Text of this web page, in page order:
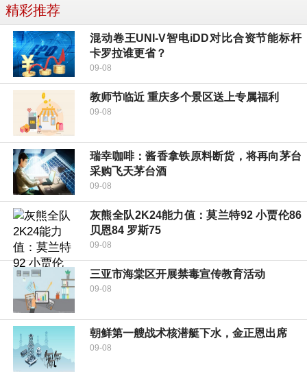
精彩推荐
混动卷王UNI-V智电iDD对比合资节能标杆
卡罗拉谁更省？
09-08
教师节临近 重庆多个景区送上专属福利
09-08
瑞幸咖啡：酱香拿铁原料断货，将再向茅台
采购飞天茅台酒
09-08
灰熊全队2K24能力值：莫兰特92 小贾伦86
贝恩84 罗斯75
09-08
三亚市海棠区开展禁毒宣传教育活动
09-08
朝鲜第一艘战术核潜艇下水，金正恩出席
09-08